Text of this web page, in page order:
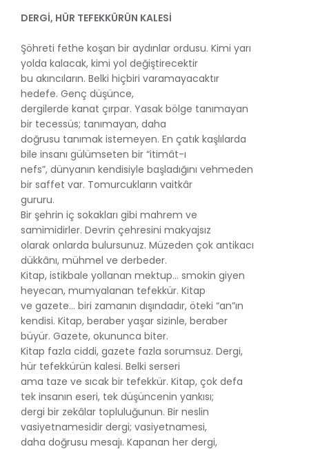
DERGİ, HÜR TEFEKKÜRÜN KALESİ
Şöhreti fethe koşan bir aydınlar ordusu. Kimi yarı
yolda kalacak, kimi yol değiştirecektir
bu akıncıların. Belki hiçbiri varamayacaktır
hedefe. Genç düşünce,
dergilerde kanat çırpar. Yasak bölge tanımayan
bir tecessüs; tanımayan, daha
doğrusu tanımak istemeyen. En çatık kaşlılarda
bile insanı gülümseten bir “itimât-ı
nefs”, dünyanın kendisiyle başladığını vehmeden
bir saffet var. Tomurcukların vaitkâr
gururu.
Bir şehrin iç sokakları gibi mahrem ve
samimidirler. Devrin çehresini makyajsız
olarak onlarda bulursunuz. Müzeden çok antikacı
dükkânı, mühmel ve derbeder.
Kitap, istikbale yollanan mektup… smokin giyen
heyecan, mumyalanan tefekkür. Kitap
ve gazete… biri zamanın dışındadır, öteki “an”ın
kendisi. Kitap, beraber yaşar sizinle, beraber
büyür. Gazete, okununca biter.
Kitap fazla ciddi, gazete fazla sorumsuz. Dergi,
hür tefekkürün kalesi. Belki serseri
ama taze ve sıcak bir tefekkür. Kitap, çok defa
tek insanın eseri, tek düşüncenin yankısı;
dergi bir zekâlar topluluğunun. Bir neslin
vasiyetnamesidir dergi; vasiyetnamesi,
daha doğrusu mesajı. Kapanan her dergi,